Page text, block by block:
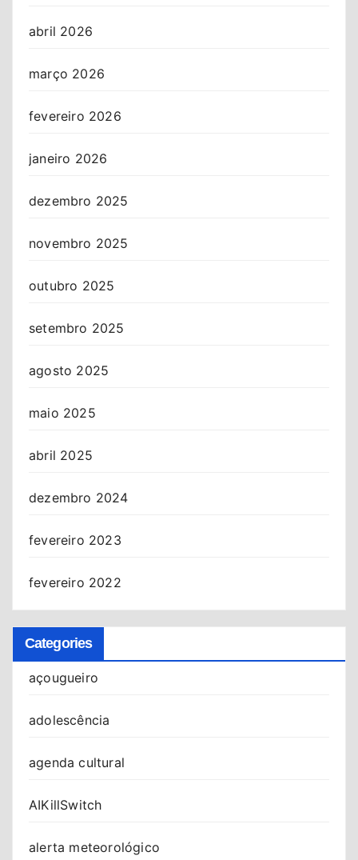
abril 2026
março 2026
fevereiro 2026
janeiro 2026
dezembro 2025
novembro 2025
outubro 2025
setembro 2025
agosto 2025
maio 2025
abril 2025
dezembro 2024
fevereiro 2023
fevereiro 2022
Categories
açougueiro
adolescência
agenda cultural
AIKillSwitch
alerta meteorológico